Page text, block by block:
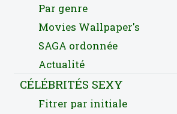
Par genre
Movies Wallpaper's
SAGA ordonnée
Actualité
CÉLÉBRITÉS SEXY
Fitrer par initiale